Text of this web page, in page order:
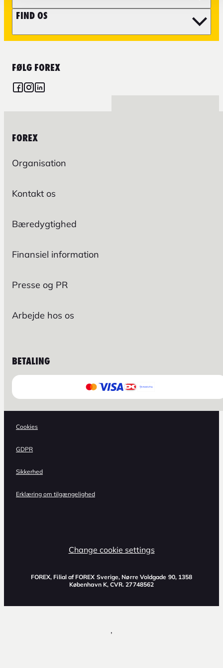
FIND OS
FØLG FOREX
FOREX
Organisation
Kontakt os
Bæredygtighed
Finansiel information
Presse og PR
Arbejde hos os
BETALING
Cookies
GDPR
Sikkerhed
Erklæring om tilgængelighed
Change cookie settings
FOREX, Filial af FOREX Sverige, Nørre Voldgade 90, 1358
København K, CVR. 27748562
,